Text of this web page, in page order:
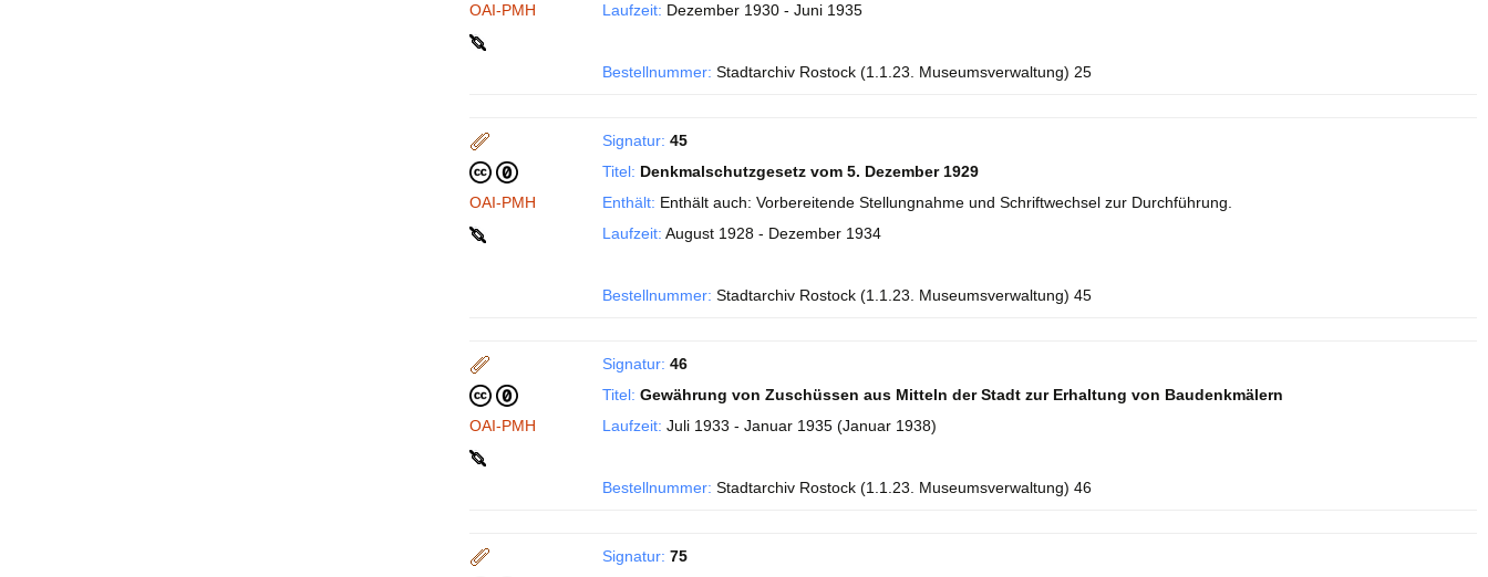
OAI-PMH
Laufzeit: Dezember 1930 - Juni 1935
Bestellnummer: Stadtarchiv Rostock (1.1.23. Museumsverwaltung) 25
OAI-PMH
Signatur: 45
Titel: Denkmalschutzgesetz vom 5. Dezember 1929
Enthält: Enthält auch: Vorbereitende Stellungnahme und Schriftwechsel zur Durchführung.
Laufzeit: August 1928 - Dezember 1934
Bestellnummer: Stadtarchiv Rostock (1.1.23. Museumsverwaltung) 45
OAI-PMH
Signatur: 46
Titel: Gewährung von Zuschüssen aus Mitteln der Stadt zur Erhaltung von Baudenkmälern
Laufzeit: Juli 1933 - Januar 1935 (Januar 1938)
Bestellnummer: Stadtarchiv Rostock (1.1.23. Museumsverwaltung) 46
Signatur: 75